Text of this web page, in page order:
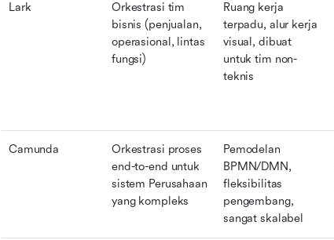
Lark
Orkestrasi tim
bisnis (penjualan,
operasional, lintas
fungsi)
Ruang kerja
terpadu, alur kerja
visual, dibuat
untuk tim non-
teknis
Camunda
Orkestrasi proses
end-to-end untuk
sistem Perusahaan
yang kompleks
Pemodelan
BPMN/DMN,
fleksibilitas
pengembang,
sangat skalabel